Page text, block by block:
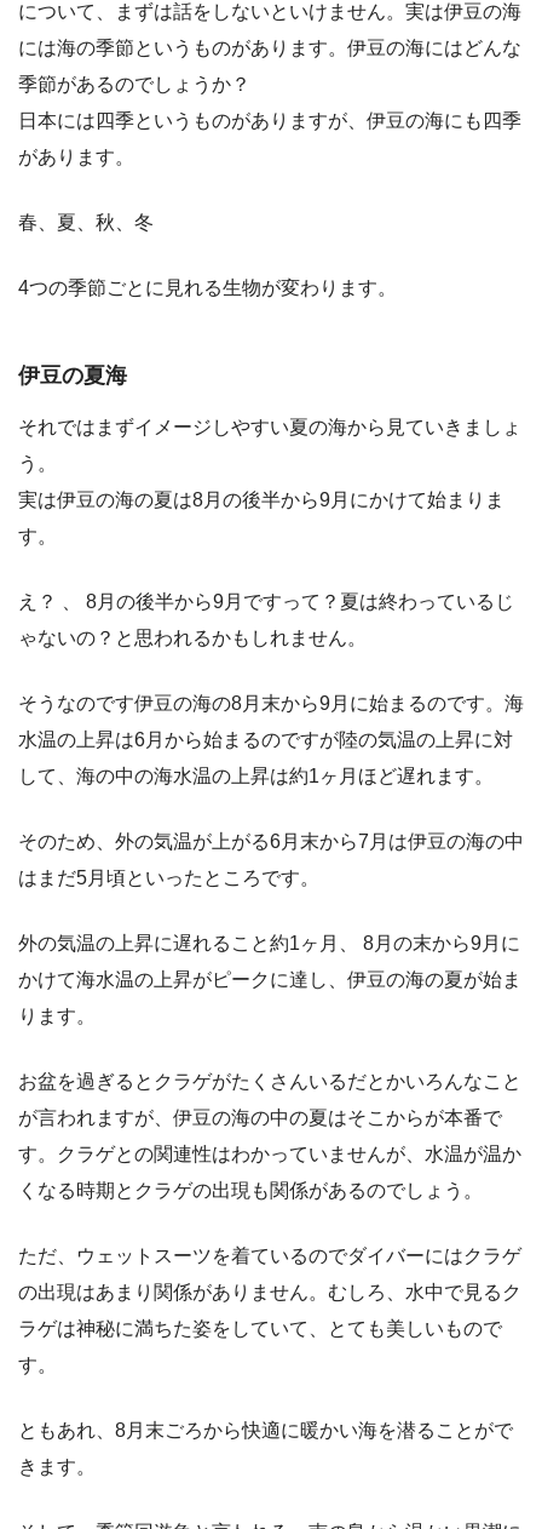
について、まずは話をしないといけません。実は伊豆の海
には海の季節というものがあります。伊豆の海にはどんな
季節があるのでしょうか？
日本には四季というものがありますが、伊豆の海にも四季
があります。
春、夏、秋、冬
4つの季節ごとに見れる生物が変わります。
伊豆の夏海
それではまずイメージしやすい夏の海から見ていきましょ
う。
実は伊豆の海の夏は8月の後半から9月にかけて始まりま
す。
え？ 、 8月の後半から9月ですって？夏は終わっているじ
ゃないの？と思われるかもしれません。
そうなのです伊豆の海の8月末から9月に始まるのです。海
水温の上昇は6月から始まるのですが陸の気温の上昇に対
して、海の中の海水温の上昇は約1ヶ月ほど遅れます。
そのため、外の気温が上がる6月末から7月は伊豆の海の中
はまだ5月頃といったところです。
外の気温の上昇に遅れること約1ヶ月、 8月の末から9月に
かけて海水温の上昇がピークに達し、伊豆の海の夏が始ま
ります。
お盆を過ぎるとクラゲがたくさんいるだとかいろんなこと
が言われますが、伊豆の海の中の夏はそこからが本番で
す。クラゲとの関連性はわかっていませんが、水温が温か
くなる時期とクラゲの出現も関係があるのでしょう。
ただ、ウェットスーツを着ているのでダイバーにはクラゲ
の出現はあまり関係がありません。むしろ、水中で見るク
ラゲは神秘に満ちた姿をしていて、とても美しいもので
す。
ともあれ、8月末ごろから快適に暖かい海を潜ることがで
きます。